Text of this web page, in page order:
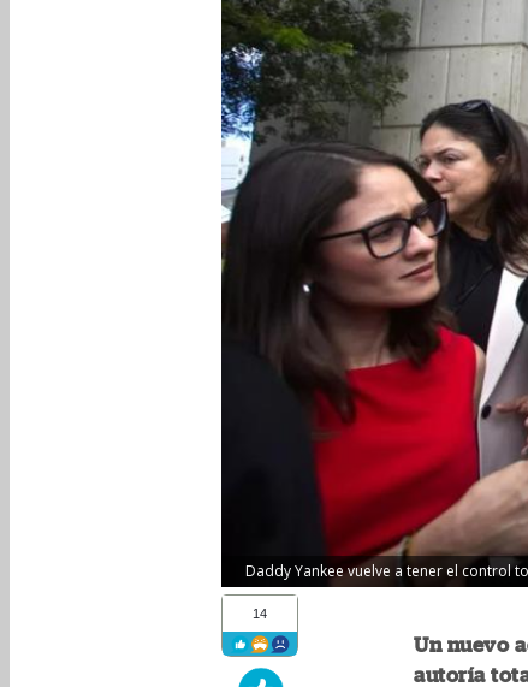
Daddy Yankee vuelve a tener el control
14
Un nuevo
autoría